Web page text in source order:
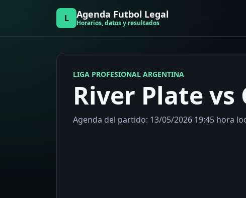
L Agenda Futbol Legal
Horarios, datos y resultados
LIGA PROFESIONAL ARGENTINA
River Plate vs
Agenda del partido: 13/05/2026 19:45 hora